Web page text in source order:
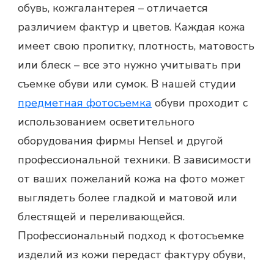
обувь, кожгалантерея – отличается
различием фактур и цветов. Каждая кожа
имеет свою пропитку, плотность, матовость
или блеск – все это нужно учитывать при
съемке обуви или сумок. В нашей студии
предметная фотосъемка обуви проходит с
использованием осветительного
оборудования фирмы Hensel и другой
профессиональной техники. В зависимости
от ваших пожеланий кожа на фото может
выглядеть более гладкой и матовой или
блестящей и переливающейся.
Профессиональный подход к фотосъемке
изделий из кожи передаст фактуру обуви,